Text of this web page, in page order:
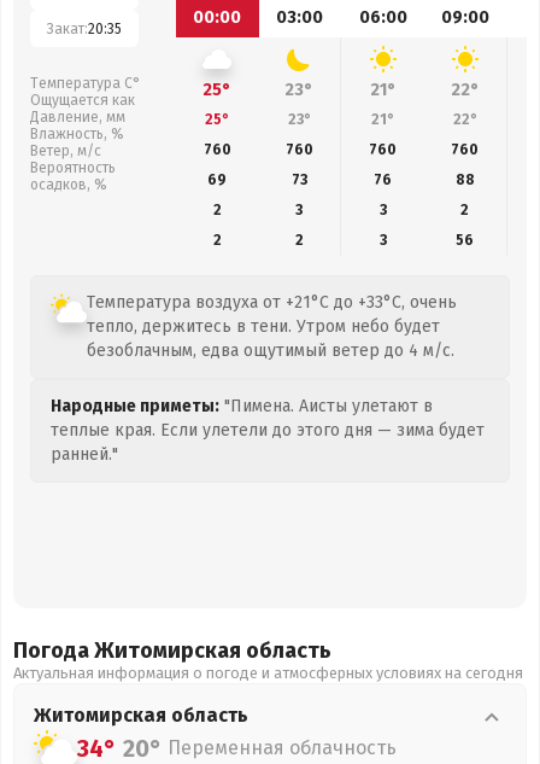
Закат:20:35
Температура С°
Ощущается как
Давление, мм
Влажность, %
Ветер, м/с
Вероятность
осадков, %
00:00
03:00 06:00 09:00
25° 23° 21° 22°
25° 23° 21° 22°
760
760 760 760
69
73 76 88
2
3 3
2
2
2 3 56
Температура воздуха от +21°C до +33°C, очень
тепло, держитесь в тени. Утром небо будет
безоблачным, едва ощутимый ветер до 4 м/с.
Народные приметы: "Пимена. Аисты улетают в
теплые края. Если улетели до этого дня — зима будет
ранней."
Погода Житомирская область
Актуальная информация о погоде и атмосферных условиях на сегодня
Житомирская область
34° 20° Переменная облачность